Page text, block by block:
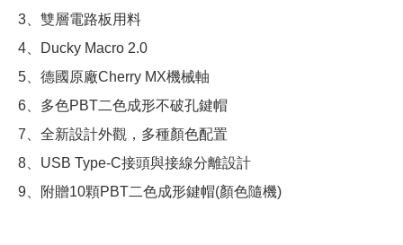
3、雙層電路板用料
4、Ducky Macro 2.0
5、德國原廠Cherry MX機械軸
6、多色PBT二色成形不破孔鍵帽
7、全新設計外觀，多種顏色配置
8、USB Type-C接頭與接線分離設計
9、附贈10顆PBT二色成形鍵帽(顏色隨機)